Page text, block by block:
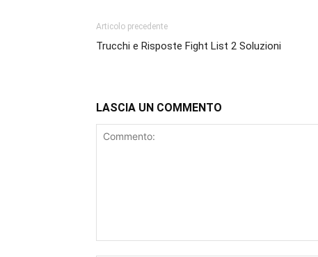
Articolo precedente
Trucchi e Risposte Fight List 2 Soluzioni
LASCIA UN COMMENTO